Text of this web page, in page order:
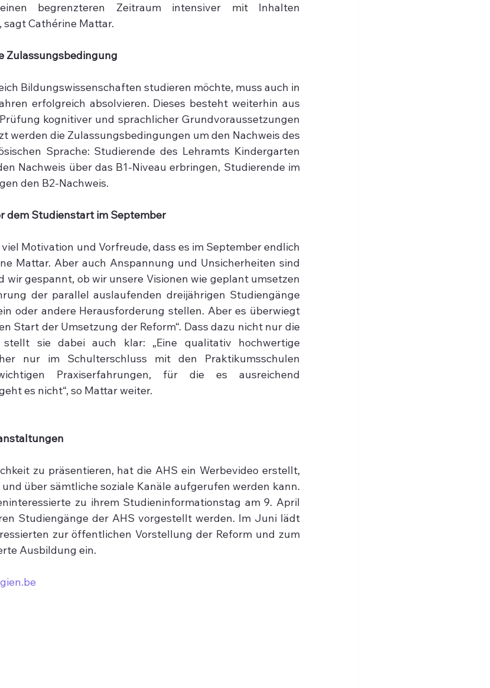
begrenzteren Zeitraum intensiver mit Inhalten
sagt Cathérine Mattar.
Zulassungsbedingung
Bildungswissenschaften studieren möchte, muss auch in
erfolgreich absolvieren. Dieses besteht weiterhin aus
kognitiver und sprachlicher Grundvoraussetzungen
werden die Zulassungsbedingungen um den Nachweis des
Sprache: Studierende des Lehramts Kindergarten
Nachweis über das B1-Niveau erbringen, Studierende im
den B2-Nachweis.
dem Studienstart im September
Motivation und Vorfreude, dass es im September endlich
Mattar. Aber auch Anspannung und Unsicherheiten sind
wir gespannt, ob wir unsere Visionen wie geplant umsetzen
der parallel auslaufenden dreijährigen Studiengänge
oder andere Herausforderung stellen. Aber es überwiegt
Start der Umsetzung der Reform“. Dass dazu nicht nur die
sie dabei auch klar: „Eine qualitativ hochwertige
nur im Schulterschluss mit den Praktikumsschulen
Praxiserfahrungen, für die es ausreichend
es nicht“, so Mattar weiter.
zu präsentieren, hat die AHS ein Werbevideo erstellt,
über sämtliche soziale Kanäle aufgerufen werden kann.
zu ihrem Studieninformationstag am 9. April
Studiengänge der AHS vorgestellt werden. Im Juni lädt
zur öffentlichen Vorstellung der Reform und zum
Ausbildung ein.